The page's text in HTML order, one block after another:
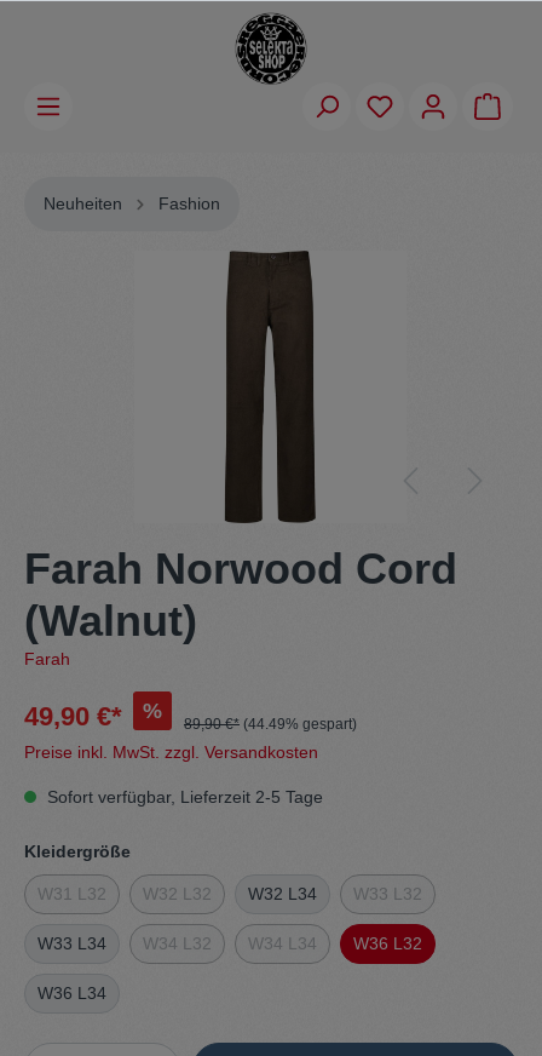
Neuheiten Fashion
Farah Norwood Cord
(Walnut)
Farah
49,90 €* %
89,90 €* (44.49% gespart)
Preise inkl. MwSt. zzgl. Versandkosten
Sofort verfügbar, Lieferzeit 2-5 Tage
Kleidergröße
W31 L32 W32 L32 W32 L34 W33 L32
W33 L34 W34 L32 W34 L34 W36 L32
W36 L34